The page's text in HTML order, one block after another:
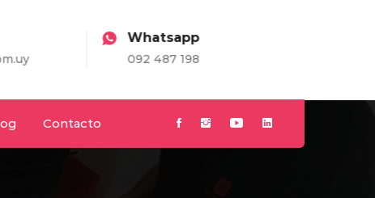
Whatsapp
092 487 198
Contacto